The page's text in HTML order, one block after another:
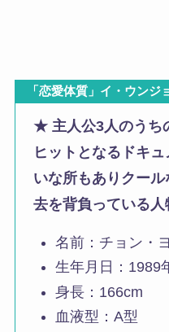
「恋愛体質」イ・ウンジ
★ 主人公3人のうち
ヒットとなるドキ
いな所もありクー
去を背負っている人
名前：チョン・
生年月日：1989
身長：166cm
血液型：A型